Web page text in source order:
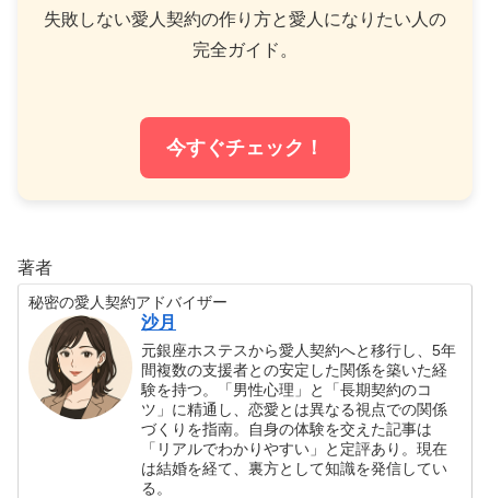
失敗しない愛人契約の作り方と愛人になりたい人の
完全ガイド。
今すぐチェック！
著者
秘密の愛人契約アドバイザー
沙月
元銀座ホステスから愛人契約へと移行し、5年
間複数の支援者との安定した関係を築いた経
験を持つ。「男性心理」と「長期契約のコ
ツ」に精通し、恋愛とは異なる視点での関係
づくりを指南。自身の体験を交えた記事は
「リアルでわかりやすい」と定評あり。現在
は結婚を経て、裏方として知識を発信してい
る。